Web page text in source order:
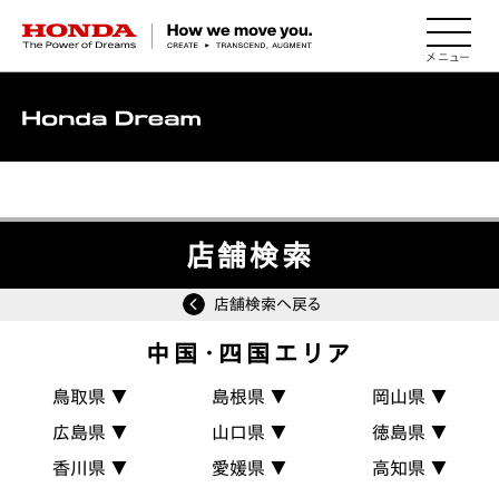
HONDA The Power of Dreams ▽
店舗検索
店舗検索へ戻る
中国・四国エリア
鳥取県 ▼ 島根県 ▼
岡山県 ▼
広島県 ▼
山口県 ▼
徳島県 ▼
香川県 ▼
愛媛県 ▼ 高知県 ▼